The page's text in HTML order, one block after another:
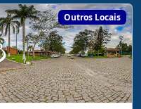
Outros Locais